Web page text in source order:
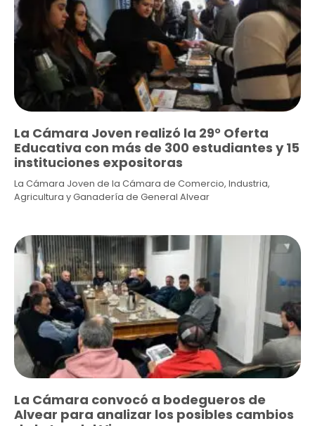
La Cámara Joven realizó la 29° Oferta
Educativa con más de 300 estudiantes y 15
instituciones expositoras
La Cámara Joven de la Cámara de Comercio, Industria,
Agricultura y Ganadería de General Alvear
La Cámara convocó a bodegueros de
Alvear para analizar los posibles cambios